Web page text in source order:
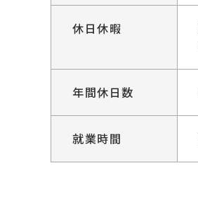
休日休暇
年間休日数
就業時間